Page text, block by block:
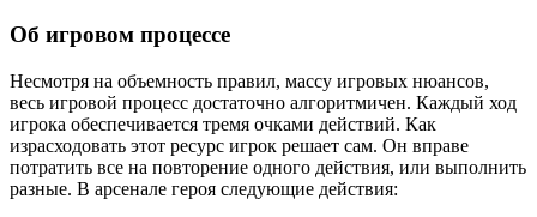
Об игровом процессе
Несмотря на объемность правил, массу игровых нюансов,
весь игровой процесс достаточно алгоритмичен. Каждый ход
игрока обеспечивается тремя очками действий. Как
израсходовать этот ресурс игрок решает сам. Он вправе
потратить все на повторение одного действия, или выполнить
разные. В арсенале героя следующие действия: